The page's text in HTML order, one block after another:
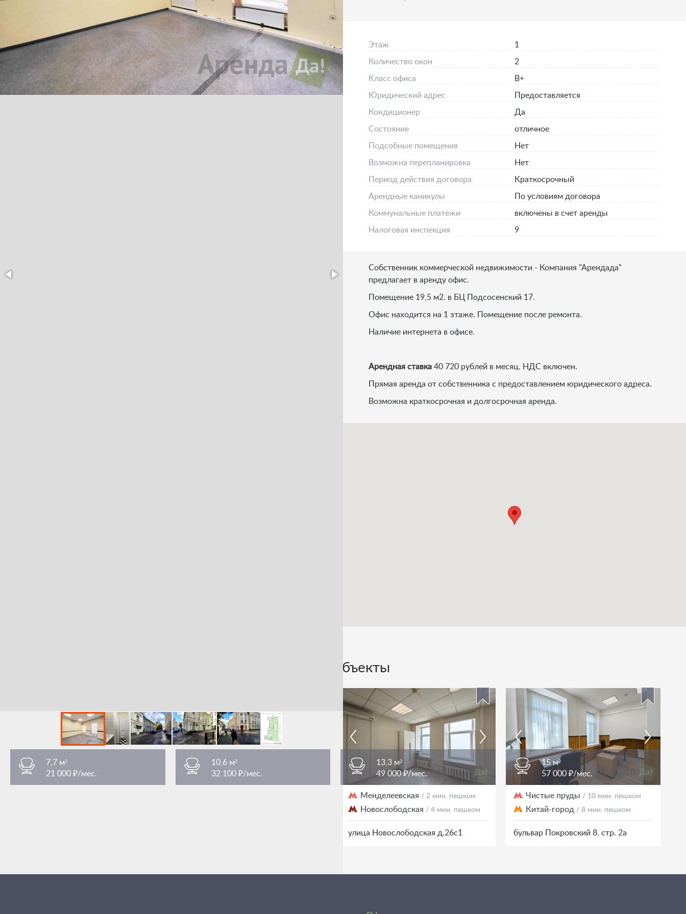
Этаж 1
Количество окон 2
Класс офиса B+
Юридический адрес Предоставляется
Кондиционер Да
Состояние отличное
Подсобные помещения Нет
Возможна перепланировка Нет
Период действия договора Краткосрочный
Арендные каникулы По условиям договора
Коммунальные платежи включены в счет аренды
Налоговая инспекция 9
Собственник коммерческой недвижимости - Компания "Арендада"
предлагает в аренду офис.
Помещение 19,5 м2. в БЦ Подсосенский 17.
Офис находится на 1 этаже. Помещение после ремонта.
Наличие интернета в офисе.
Арендная ставка 40 720 рублей в месяц. НДС включен.
Прямая аренда от собственника с предоставлением юридического адреса.
Возможна краткосрочная и долгосрочная аренда.
Похожие объекты
7,7 м²
21 000 ₽/мес.
10,6 м²
32 100 ₽/мес.
13,3 м²
49 000 ₽/мес.
Менделеевская / 2 мин. пешком
Новослободская / 4 мин. пешком
улица Новослободская д.26с1
15 м²
57 000 ₽/мес.
Чистые пруды / 10 мин. пешком
Китай-город / 8 мин. пешком
бульвар Покровский 8, стр. 2а